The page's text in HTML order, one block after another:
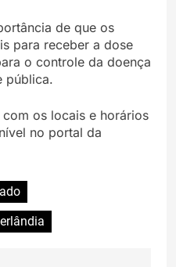
de que os
para receber a dose
o controle da doença
pública.
os locais e horários
no portal da